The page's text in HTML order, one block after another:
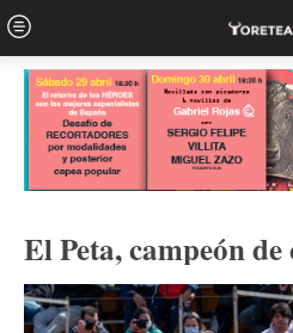
El Peta, campeón de